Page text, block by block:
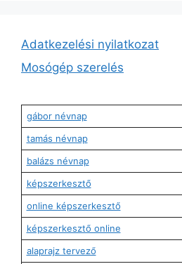
Adatkezelési nyilatkozat
Mosógép szerelés
gábor névnap
tamás névnap
balázs névnap
képszerkesztő
online képszerkesztő
képszerkesztő online
alaprajz tervező